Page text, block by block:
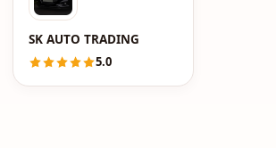
SK AUTO TRADING
5.0